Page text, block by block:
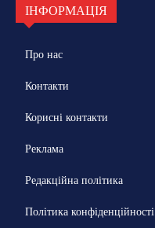
ІНФОРМАЦІЯ
Про нас
Контакти
Корисні контакти
Реклама
Редакційна політика
Політика конфіденційності